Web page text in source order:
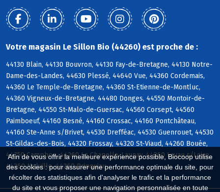
Afin de vous offrir la meilleure expérience possible, Biocoop utilise
des cookies : pour assurer une performance optimale du site, pour
récolter des statistiques afin d'analyser le trafic et la performance
du site et vous proposer une navigation personnalisée en toute
Votre magasin Le Sillon Bio (44260) est proche de :
44130 Blain, 44130 Bouvron, 44130 Fay-de-Bretagne, 44130 Notre-
Dame-des-Landes, 44630 Plessé, 44640 Vue, 44360 Cordemais,
44360 Le Temple-de-Bretagne, 44360 St-Etienne-de-Montluc,
44360 Vigneux-de-Bretagne, 44480 Donges, 44550 Montoir-de-
Bretagne, 44550 St-Malo-de-Guersac, 44560 Corsept, 44560
Paimboeuf, 44160 Besné, 44160 Crossac, 44160 Pontchâteau,
44160 Ste-Anne s/Brivet, 44530 Drefféac, 44530 Guenrouet, 44530
St-Gildas-des-Bois, 44320 Frossay, 44320 St-Viaud, 44260 Bouée,
44750 Campbon, 44260 La Chapelle-Launay, 44260 Lavau s/Loire,
44260 Malville, 44260 Prinquiau